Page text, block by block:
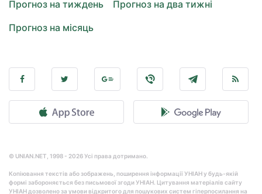
Прогноз на тиждень
Прогноз на два тижні
Прогноз на місяць
© UNIAN.NET, 1998 - 2026 Усі права дотримано.
Копіювання текстів або зображень, поширення інформації УНІАН у будь-якій
формі забороняється без письмової згоди УНІАН. Цитування матеріалів сайту
УНІАН дозволено за умови відкритого для пошукових систем гіперпосилання на